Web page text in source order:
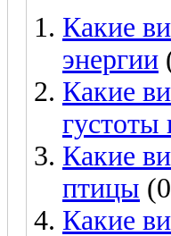
Какие
энергии
Какие
густоты
Какие
птицы
Какие